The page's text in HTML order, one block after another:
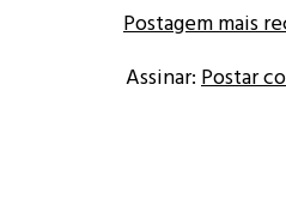
Postagem mais
Assinar: Postar